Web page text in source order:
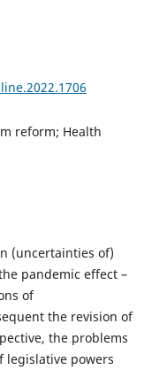
reform; Health
(uncertainties of)
pandemic effect –
of
the revision of
the problems
legislative powers